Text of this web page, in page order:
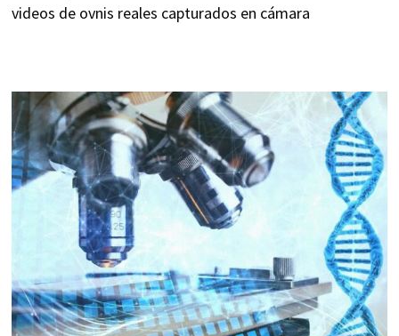
videos de ovnis reales capturados en cámara